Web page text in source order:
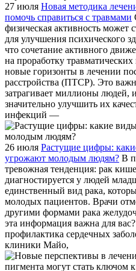
27 июля Новая методика
помочь справиться с травмами
физическая активность может
для улучшения психического
что сочетание активного
на проработку
новые горизонты в лечении
расстройства (ПТСР). Это
затрагивает миллионы людей,
значительно улучшить их
инфекций —
26 июля Растущие цифры:
угрожают молодым людям? В
тревожная тенденция: рак
диагностируется у людей
единственный вид рака,
молодых пациентов. Врачи
другими формами рака
эта информация важна для
профилактика сердечных
клиники Майо,